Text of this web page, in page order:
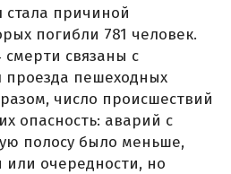
стала причиной
погибли 781 человек.
связаны с
пешеходных
число происшествий
опасность: аварий с
полосу было меньше,
или очередности, но